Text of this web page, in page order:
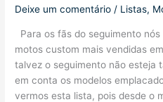
Deixe um comentário / Listas,
Para os fãs do seguimento
motos custom mais vendidas
talvez o seguimento não esteja
em conta os modelos
vermos esta lista, pois desde o